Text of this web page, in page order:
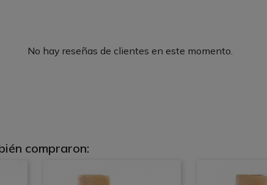
No hay reseñas de clientes en este momento.
compraron: